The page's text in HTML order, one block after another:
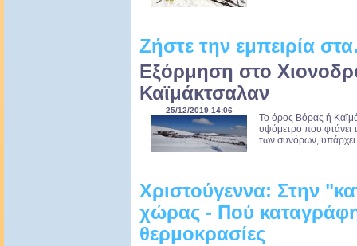
Ζήστε την εμπειρία
Εξόρμηση στο
Καϊμάκτσαλαν
25/12/2019 14:06
Το όρος Βόρας ή
υψόμετρο που φτάνει
των συνόρων, υπάρχει
Χριστούγεννα: Στην
χώρας - Πού
θερμοκρασίες